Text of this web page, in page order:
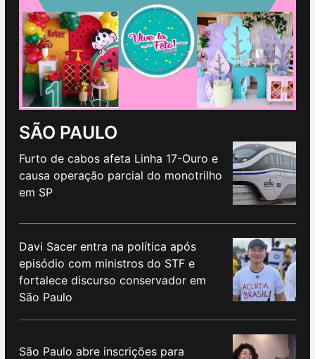
SÃO PAULO
Furto de cabos afeta Linha 17-Ouro e
causa operação parcial do monotrilho
em SP
Davi Sacer entra na política após
episódio com ministros do STF e
fortalece discurso conservador em
São Paulo
São Paulo abre inscrições para